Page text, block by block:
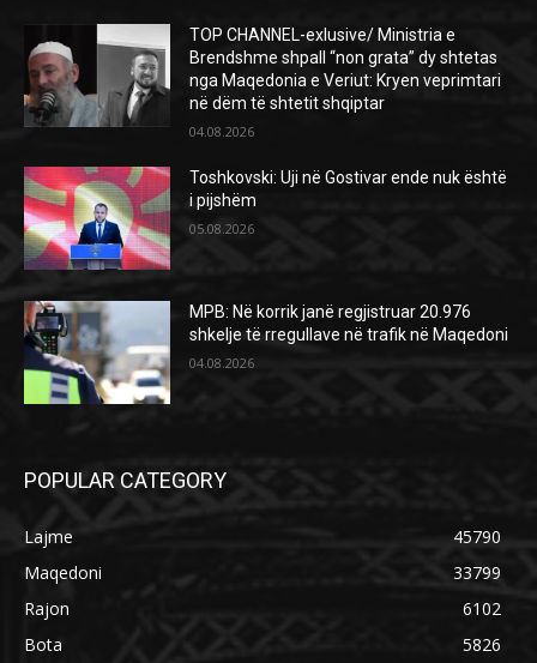
TOP CHANNEL-exlusive/ Ministria e
Brendshme shpall “non grata” dy shtetas
nga Maqedonia e Veriut: Kryen veprimtari
në dëm të shtetit shqiptar
04.08.2026
Toshkovski: Uji në Gostivar ende nuk është
i pijshëm
05.08.2026
MPB: Në korrik janë regjistruar 20.976
shkelje të rregullave në trafik në Maqedoni
04.08.2026
POPULAR CATEGORY
Lajme
45790
Maqedoni
33799
Rajon
6102
Bota
5826